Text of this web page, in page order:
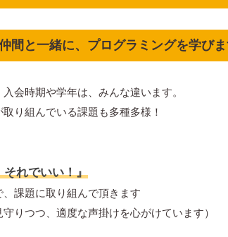
間と一緒に、プログラミングを学び
会時期や学年は、みんな違います。
り組んでいる課題も多種多様！
それでいい！』
課題に取り組んで頂きます
守りつつ、適度な声掛けを心がけています）